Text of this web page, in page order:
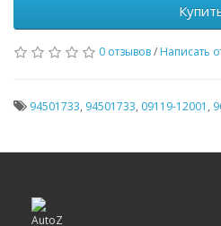
0 отзывов/ Написать
94501733, 94501733, 09119-12001 ,